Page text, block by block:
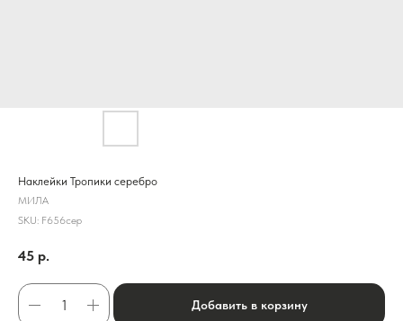
Наклейки Тропики серебро
МИЛА
SKU: F656сер
45 р.
Добавить в корзину